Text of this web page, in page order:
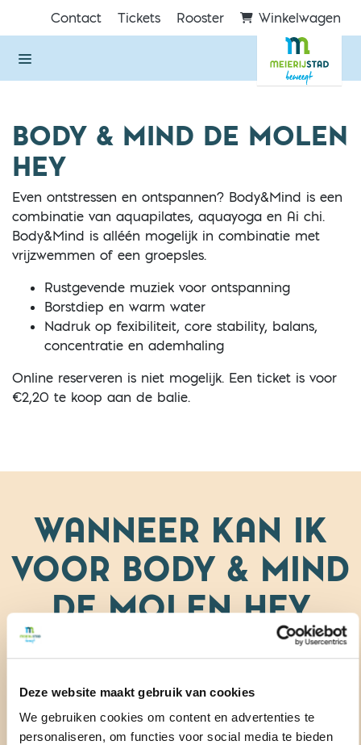
Deze website maakt gebruik van cookies
We gebruiken cookies om content en advertenties te
personaliseren, om functies voor social media te bieden
Direct naar de inhoud van de pagina
Contact Tickets Rooster Winkelwagen
BODY & MIND DE MOLEN
HEY
Even ontstressen en ontspannen? Body&Mind is een
combinatie van aquapilates, aquayoga en Ai chi.
Body&Mind is alléén mogelijk in combinatie met
vrijzwemmen of een groepsles.
Rustgevende muziek voor ontspanning
Borstdiep en warm water
Nadruk op fexibiliteit, core stability, balans,
concentratie en ademhaling
Online reserveren is niet mogelijk. Een ticket is voor
€2,20 te koop aan de balie.
WANNEER KAN IK
VOOR BODY & MIND
DE MOLEN HEY
TERECHT?
Zwembad De Beemd × Zwembad De Molen Hey
+1